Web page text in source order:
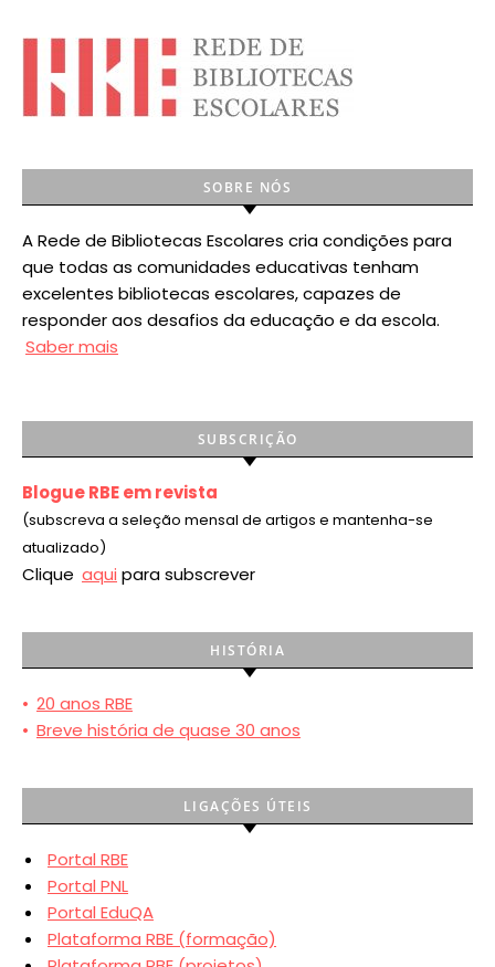
SOBRE NÓS
A Rede de Bibliotecas Escolares cria condições para
que todas as comunidades educativas tenham
excelentes bibliotecas escolares, capazes de
responder aos desafios da educação e da escola.
Saber mais
SUBSCRIÇÃO
Blogue RBE em revista
(subscreva a seleção mensal de artigos e mantenha-se
atualizado)
Clique aqui para subscrever
HISTÓRIA
• 20 anos RBE
• Breve história de quase 30 anos
LIGAÇÕES ÚTEIS
Portal RBE
Portal PNL
Portal EduQA
Plataforma RBE (formação)